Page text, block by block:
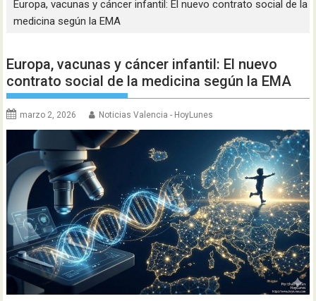
Europa, vacunas y cáncer infantil: El nuevo contrato social de la
medicina según la EMA
Europa, vacunas y cáncer infantil: El nuevo
contrato social de la medicina según la EMA
marzo 2, 2026 Noticias Valencia - HoyLunes